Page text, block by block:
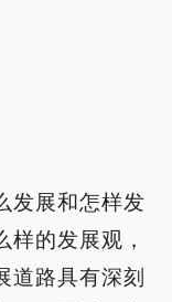
发展和怎样发
样的发展观，
道路具有深刻